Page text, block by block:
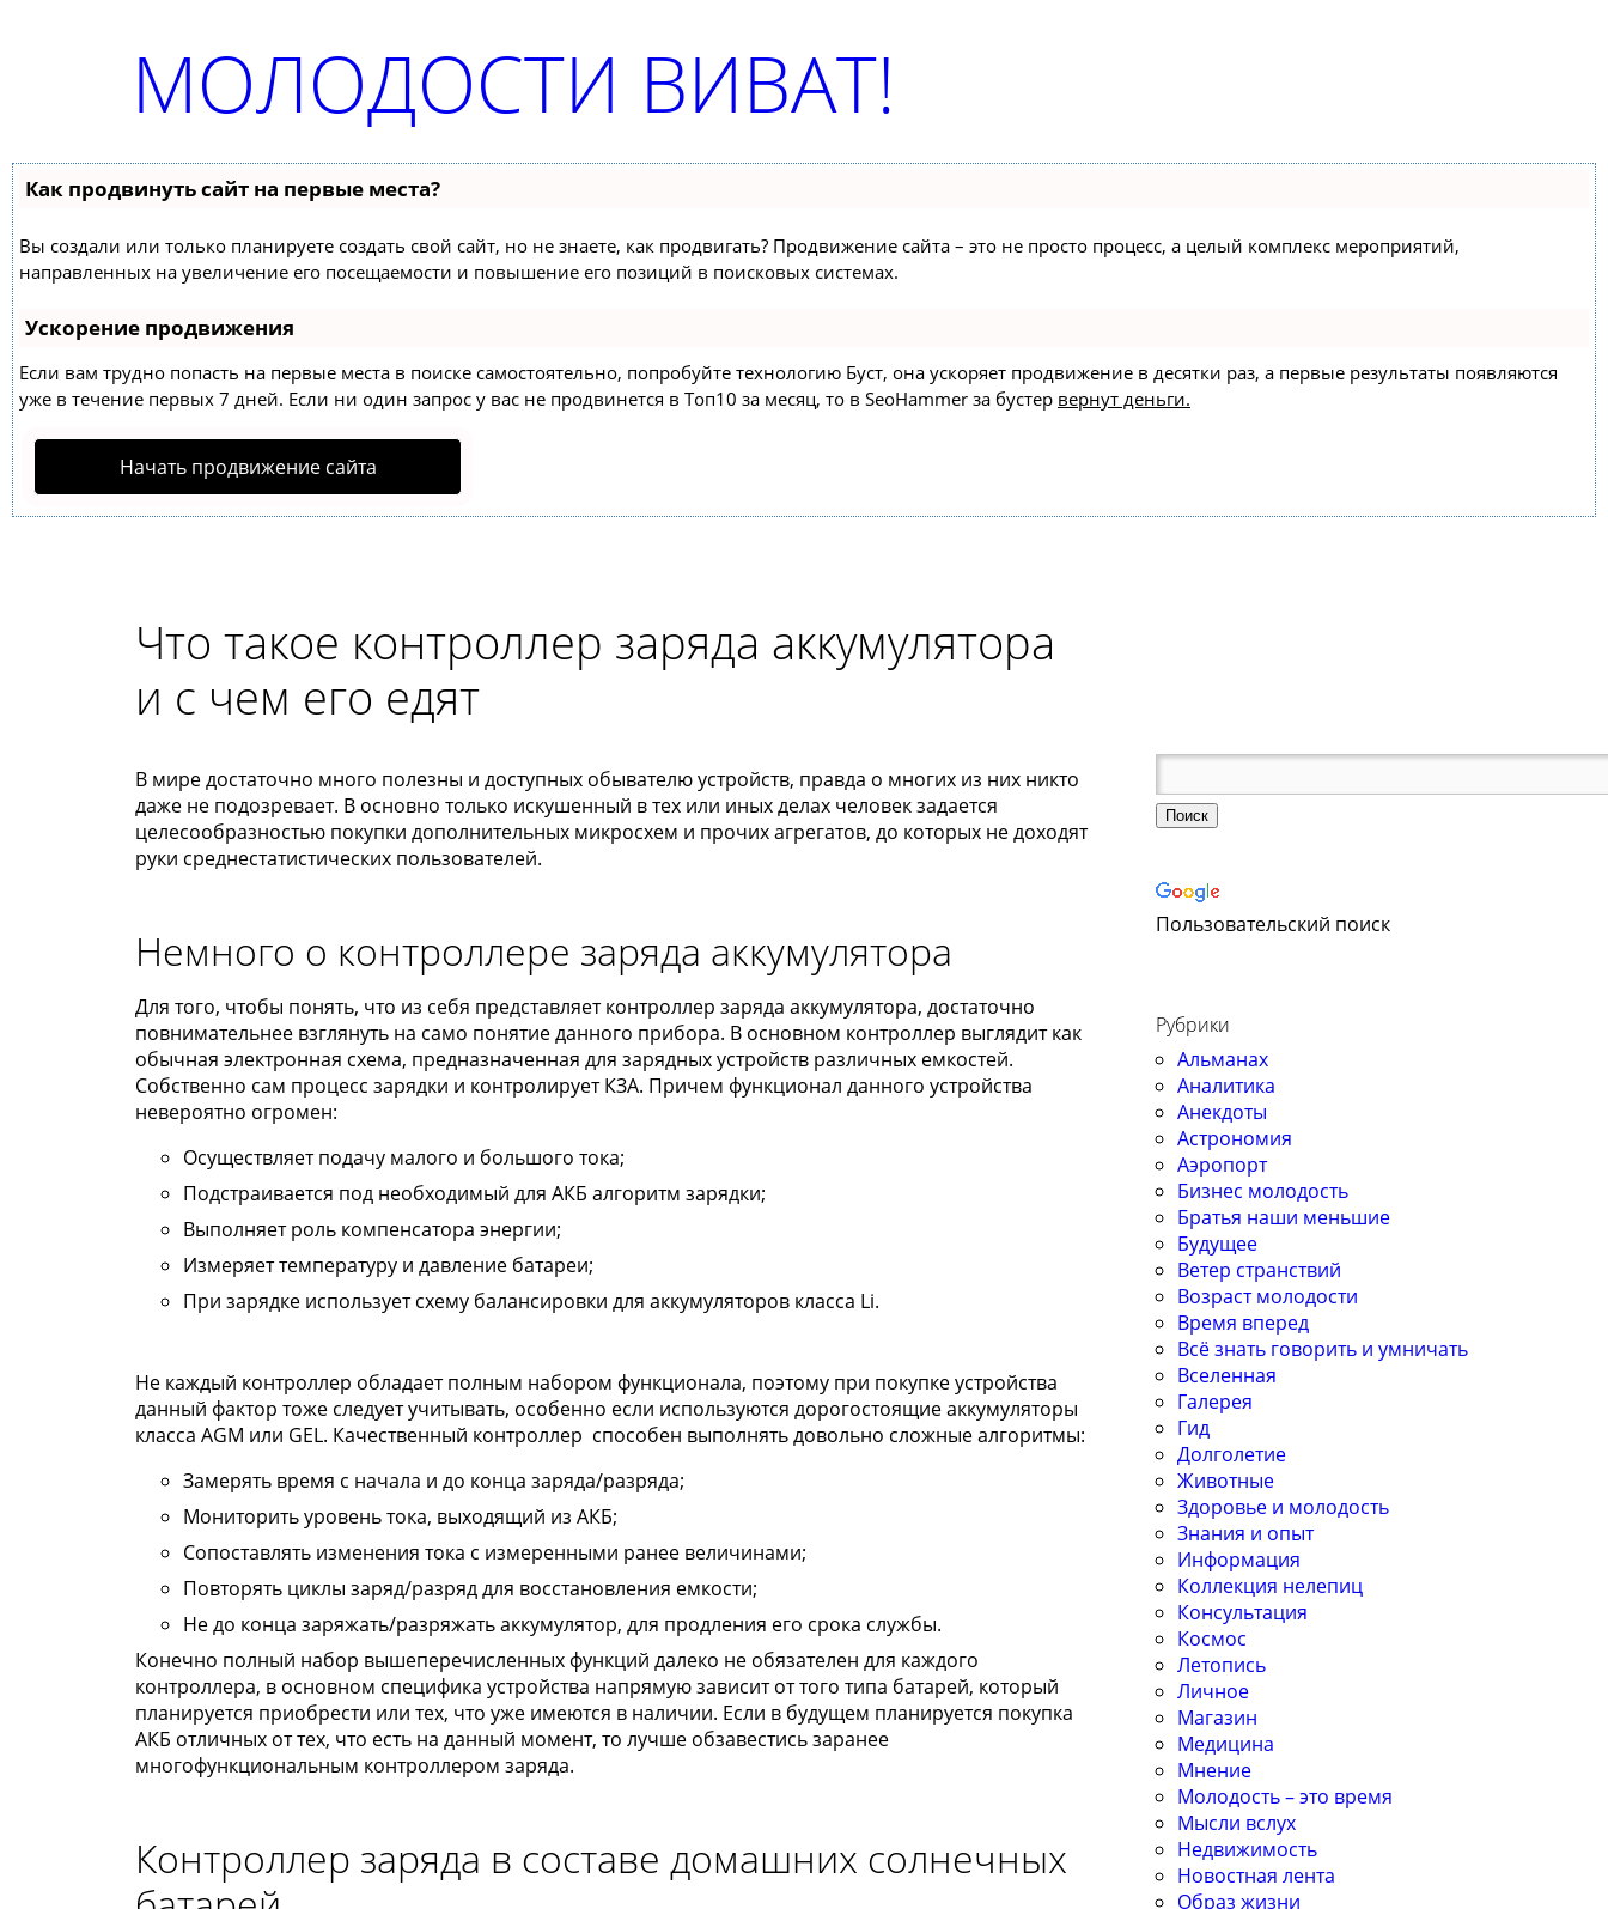
МОЛОДОСТИ ВИВАТ!
Как продвинуть сайт на первые места?
Вы создали или только планируете создать свой сайт, но не знаете, как продвигать? Продвижение сайта – это не просто процесс, а целый комплекс мероприятий,
направленных на увеличение его посещаемости и повышение его позиций в поисковых системах.
Ускорение продвижения
Если вам трудно попасть на первые места в поиске самостоятельно, попробуйте технологию Буст, она ускоряет продвижение в десятки раз, а первые результаты появляются
уже в течение первых 7 дней. Если ни один запрос у вас не продвинется в Топ10 за месяц, то в SeoHammer за бустер вернут деньги.
Начать продвижение сайта
Что такое контроллер заряда аккумулятора
и с чем его едят
В мире достаточно много полезны и доступных обывателю устройств, правда о многих из них никто
даже не подозревает. В основно только искушенный в тех или иных делах человек задается
целесообразностью покупки дополнительных микросхем и прочих агрегатов, до которых не доходят
руки среднестатистических пользователей.
Немного о контроллере заряда аккумулятора
Для того, чтобы понять, что из себя представляет контроллер заряда аккумулятора, достаточно
повнимательнее взглянуть на само понятие данного прибора. В основном контроллер выглядит как
обычная электронная схема, предназначенная для зарядных устройств различных емкостей.
Собственно сам процесс зарядки и контролирует КЗА. Причем функционал данного устройства
невероятно огромен:
Осуществляет подачу малого и большого тока;
Подстраивается под необходимый для АКБ алгоритм зарядки;
Выполняет роль компенсатора энергии;
Измеряет температуру и давление батареи;
При зарядке использует схему балансировки для аккумуляторов класса Li.
Не каждый контроллер обладает полным набором функционала, поэтому при покупке устройства
данный фактор тоже следует учитывать, особенно если используются дорогостоящие аккумуляторы
класса AGM или GEL. Качественный контроллер способен выполнять довольно сложные алгоритмы:
Замерять время с начала и до конца заряда/разряда;
Мониторить уровень тока, выходящий из АКБ;
Сопоставлять изменения тока с измеренными ранее величинами;
Повторять циклы заряд/разряд для восстановления емкости;
Не до конца заряжать/разряжать аккумулятор, для продления его срока службы.
Конечно полный набор вышеперечисленных функций далеко не обязателен для каждого
контроллера, в основном специфика устройства напрямую зависит от того типа батарей, который
планируется приобрести или тех, что уже имеются в наличии. Если в будущем планируется покупка
АКБ отличных от тех, что есть на данный момент, то лучше обзавестись заранее
многофункциональным контроллером заряда.
Контроллер заряда в составе домашних солнечных
Пользовательский поиск
Рубрики
Альманах
Аналитика
Анекдоты
Астрономия
Аэропорт
Бизнес молодость
Братья наши меньшие
Будущее
Ветер странствий
Возраст молодости
Время вперед
Всё знать говорить и умничать
Вселенная
Галерея
Гид
Долголетие
Животные
Здоровье и молодость
Знания и опыт
Информация
Коллекция нелепиц
Консультация
Космос
Летопись
Личное
Магазин
Медицина
Мнение
Молодость – это время
Мысли вслух
Недвижимость
Новостная лента
Образ жизни